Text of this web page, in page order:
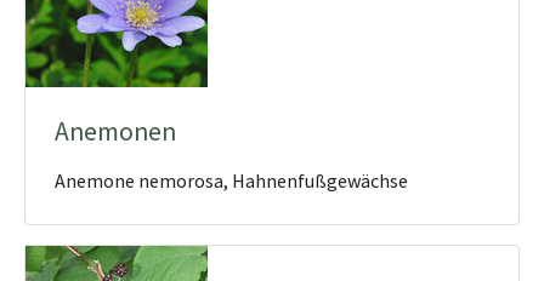
Anemonen
Anemone nemorosa, Hahnenfußgewächse